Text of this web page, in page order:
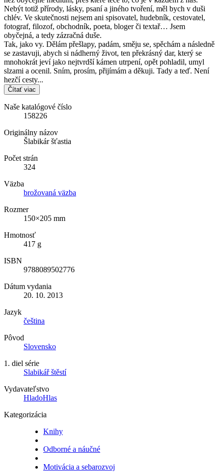
Nebýt totiž přírody, lásky, psaní a jiného tvoření, měl bych v duši
chlév. Ve skutečnosti nejsem ani spisovatel, hudebník, cestovatel,
fotograf, filozof, obchodník, poeta, bloger či textař… Jsem
obyčejná, a tedy zázračná duše.
Tak, jako vy. Dělám přešlapy, padám, směju se, spěchám a následně
se zastavuji, abych si nádherný život, ten překrásný dar, který se
mnohokrát jeví jako nejtvrdší kámen utrpení, opět pohladil, umyl
slzami a ocenil. Sním, prosím, přijímám a děkuji. Tady a teď. Není
hezčí cesty...
Čítať viac
Naše katalógové číslo
158226
Originálny názov
Šlabikár šťastia
Počet strán
324
Väzba
brožovaná väzba
Rozmer
150×205 mm
Hmotnosť
417 g
ISBN
9788089502776
Dátum vydania
20. 10. 2013
Jazyk
čeština
Pôvod
Slovensko
1. diel série
Slabikář štěstí
Vydavateľstvo
HladoHlas
Kategorizácia
Knihy
Odborné a náučné
Motivácia a sebarozvoj